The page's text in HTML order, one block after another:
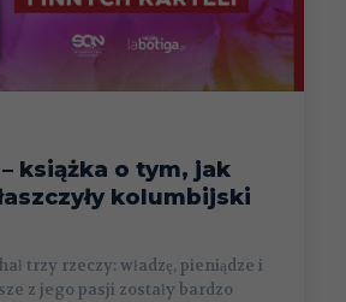
książka o tym, jak
kolumbijski
trzy rzeczy: władzę, pieniądze i
z jego pasji zostały bardzo